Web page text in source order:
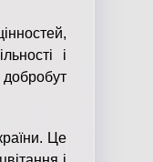
і
добробут
Це